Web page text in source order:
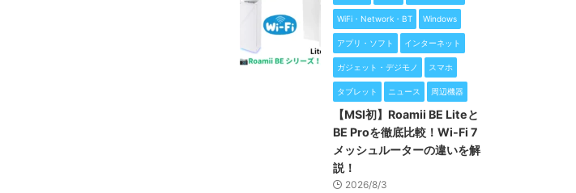
WiFi・Network・BT Windows
アプリ・ソフト インターネット
ガジェット・デジモノ スマホ
タブレット ニュース 周辺機器
【MSI初】Roamii BE Liteと
BE Proを徹底比較！Wi-Fi 7
メッシュルーターの違いを解
説！
2026/8/3